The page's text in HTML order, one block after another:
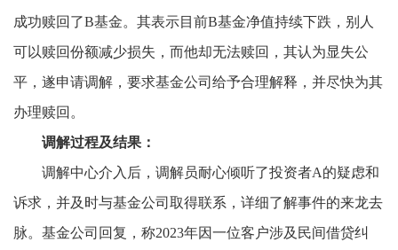
成功赎回了B基金。其表示目前B基金净值持续下跌，别人
可以赎回份额减少损失，而他却无法赎回，其认为显失公
平，遂申请调解，要求基金公司给予合理解释，并尽快为其
办理赎回。
调解过程及结果：
调解中心介入后，调解员耐心倾听了投资者A的疑虑和
诉求，并及时与基金公司取得联系，详细了解事件的来龙去
脉。基金公司回复，称2023年因一位客户涉及民间借贷纠